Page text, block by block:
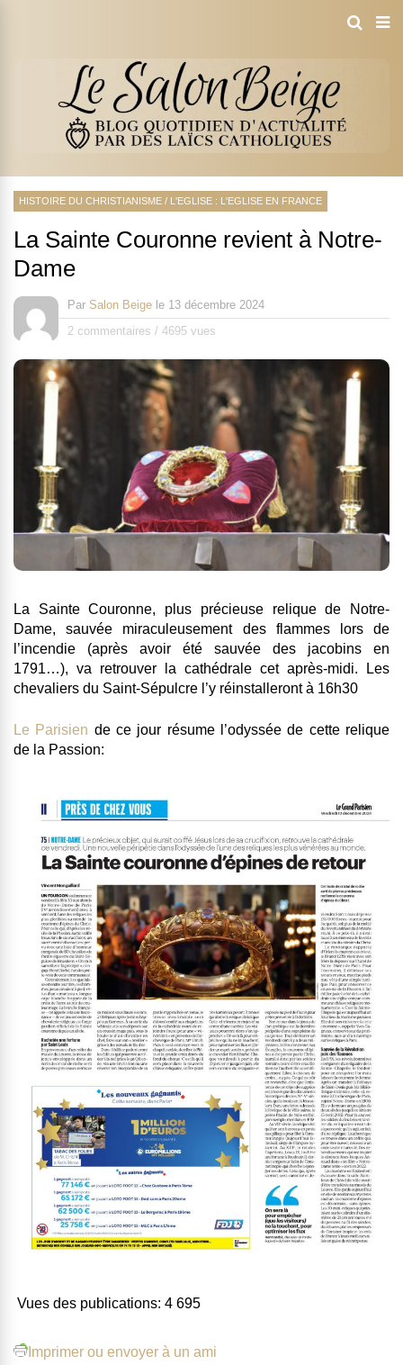
HISTOIRE DU CHRISTIANISME / L'EGLISE : L'EGLISE EN FRANCE
La Sainte Couronne revient à Notre-
Dame
Par Salon Beige le 13 décembre 2024
2 commentaires / 4695 vues
La Sainte Couronne, plus précieuse relique de Notre-
Dame, sauvée miraculeusement des flammes lors de
l’incendie (après avoir été sauvée des jacobins en
1791…), va retrouver la cathédrale cet après-midi. Les
chevaliers du Saint-Sépulcre l’y réinstalleront à 16h30
Le Parisien de ce jour résume l’odyssée de cette relique
de la Passion:
Vues des publications: 4 695
Imprimer ou envoyer à un ami